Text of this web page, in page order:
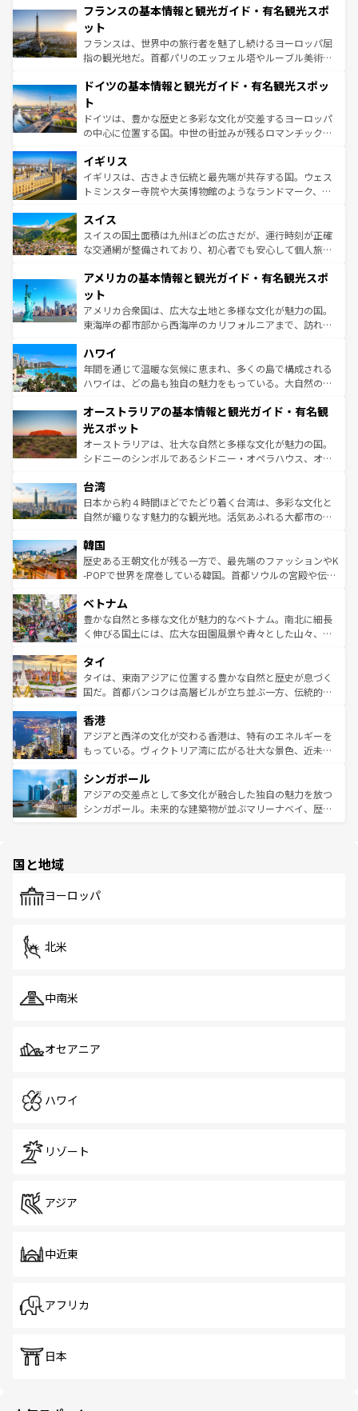
なお、新着のイタリア情報はコンテンツ一覧を参照してほ
しい。
文化が根付くこの国では、情熱的なフラメンコ、熱気あふ
れる闘牛、そして美味しいタパスが生活の一部となってい
る。首都マドリードの洗練された雰囲気や、バルセロナの
アートに溢れた街角から、地方では古代ローマ遺跡や中世
せる。地方によって風土や気候が異なるスペインはその個
ンテンツ一覧 を参照してほしい。
フランスの基本情報と観光ガイド・有名観光スポ
ット
フランスは、世界中の旅行者を魅了し続けるヨーロッパ屈
指の観光地だ。首都パリのエッフェル塔やルーブル美術館
で、幅広い魅力が詰まっている。華麗な宮殿、歴史的な大
聖堂、美しいビーチ、そして豊かな自然が、訪れる者を心
から魅了する。また、フランスは美食の国としても知ら
れ、フランス料理はユネスコ無形文化遺産にも登録されて
香り高いラベンダー畑など、多彩な楽しみ方が可能だ。さ
らに、パリ以外の地域にも魅力が溢れており、どの街角に
も豊かな歴史と文化が息づいている。パリ以外の個性あふ
を参照してほしい。
ドイツの基本情報と観光ガイド・有名観光スポッ
ト
ドイツは、豊かな歴史と多彩な文化が交差するヨーロッパ
の中心に位置する国。中世の街並みが残るロマンチック街
顔を持つこの国は、どこを歩いても飽きることがない。ベ
ルリンの文化的活気、バイエルン州のアルプスの絶景、そ
してライン川沿いのワイン畑といった風景は必見。ビール
は、お酒好きな人にはぜひ体験してほしい。 なお、新着の
ドイツ情報はコンテンツ一覧を参照してほしい。
イギリス
イギリスは、古きよき伝統と最先端が共存する国。ウェス
トミンスター寺院や大英博物館のようなランドマーク、歴
リアごとに異なる魅力がある。また、優雅なアフタヌーン
ティー、ビール好きにはたまらない英国パブ、サッカー観
戦など、本場だからこそできる体験も豊富。イギリスを旅
ンツ一覧を参照してほしい。
スイス
スイスの国土面積は九州ほどの広さだが、運行時刻が正確
な交通網が整備されており、初心者でも安心して個人旅行
の建物がそのまま残る町や、スイスならではのユニークな
博物館もあり、アルプス観光だけでなく町歩きも満喫する
ことができる。国民の所得が高いため物価も高いが、旅行
者向けの交通パス提供のサービスもあり、うまく活用すれ
着のスイス情報は
アメリカの基本情報と観光ガイド・有名観光スポ
ット
アメリカ合衆国は、広大な土地と多様な文化が魅力の国。
東海岸の都市部から西海岸のカリフォルニアまで、訪れる
のような巨大都市は、観光、ショッピング、エンターテイ
ンメントが詰まった刺激的なスポットだ。一方、アメリカ
西部には大自然が広がり、グランドキャニオンやイエロー
部のニューオーリンズでは、音楽と美食が融合した独特の
文化が魅力。旅行者はアメリカの各地域で異なる魅力を楽
しみながら、その多様性と豊かな歴史を感じることができ
るだろう。車でのロードトリップや列車の旅も、アメリカ
情報は
ハワイ
年間を通じて温暖な気候に恵まれ、多くの島で構成される
ハワイは、どの島も独自の魅力をもっている。大自然の神
ワイ島は見逃せない。また、定番の観光地といえばオアフ
島だが、静かな自然を求めるならマウイ島やカウアイ島が
おすすめ。エメラルドグリーンに輝く海をはじめ、豊かな
文化や歴史が息づいている。「アロハスピリット」と呼ば
人々、おいしいローカルフードやハワイアンミュージッ
ク、伝統的なフラダンスなど、すべてがハワイの魅力を彩
っている。訪れるたびに新しい発見と感動が待っているハ
はコンテンツ一覧
オーストラリアの基本情報と観光ガイド・有名観
光スポット
オーストラリアは、壮大な自然と多様な文化が魅力の国。
シドニーのシンボルであるシドニー・オペラハウス、オー
リアリーフや大陸中央部にそびえるウルル（エアーズロッ
ク）、タスマニアの美しい原生林やケアンズの熱帯雨林な
ど、見どころがたくさん。また、カフェやワイン、オージ
いる。アクティビティも充実しており、サーフィンやダイ
ビング、ハイキングなど、アウトドア好きにはたまらな
い。オーストラリアの多彩な魅力を存分に味わいつくそ
参照してほしい。
台湾
日本から約４時間ほどでたどり着く台湾は、多彩な文化と
自然が織りなす魅力的な観光地。活気あふれる大都市の台
ン）、静ひつな山岳地帯である台湾東部など、都市の喧騒
と山間の静けさが共存しており、訪れる人に新しい発見と
驚きをもたらしてくれる。また、奥深い台湾の食文化も魅
容にもいいと評判のスイーツなど、バラエティ豊かな料理
が味わえる。 なお、新着の台湾情報は コンテンツ一覧を参
照してほしい。
韓国
歴史ある王朝文化が残る一方で、最先端のファッションやK
-POPで世界を席巻している韓国。首都ソウルの宮殿や伝統
き、地方に足を延ばせば四季折々の自然美を楽しむことが
できる。そして、キムチや焼肉、絶品のストリートフード
まで、さまざまな韓国料理が待っている。夜には、韓国な
リティに包まれながら、韓国の多彩な魅力を心ゆくまで味
わってみてほしい。 なお、新着の韓国情報はコンテンツ一
覧を参照してほしい。
ベトナム
豊かな自然と多様な文化が魅力的なベトナム。南北に細長
く伸びる国土には、広大な田園風景や青々とした山々、世
急速な発展と共に伝統が息づく。ハノイの古い町並みやホ
ーチミン市のフランス統治時代の建物も、独特の雰囲気を
醸し出している。また、バラエティの豊かさとおいしさで
とつ。フォーやバインミー、ベトナムコーヒーなどは、ぜ
ひ現地で味わいたい。どの地域を訪れてもあたたかい人々
が旅行者を迎えてくれるので、きっと忘れられない旅にな
参照してほしい。
タイ
タイは、東南アジアに位置する豊かな自然と歴史が息づく
国だ。首都バンコクは高層ビルが立ち並ぶ一方、伝統的な
の活気が交差している。北部ではチェンマイなどの山岳地
帯で自然と触れ合い、南部ではプーケットやクラビの美し
いビーチでリゾート気分を楽しむことができる。タイ料理
激する。気候は一年中温暖で、どの季節にも異なる楽しみ
が待っている。親しみやすいタイの人々、仏教を中心とし
た文化、そして多様な観光資源が、訪れる旅人を魅了し続
香港
アジアと西洋の文化が交わる香港は、特有のエネルギーを
もっている。ヴィクトリア湾に広がる壮大な景色、近未来
み、どこを訪れても感動するはず。観光スポットが密集し
ており、効率よく見どころを回れるのも魅力。息をのむよ
うな絶景から文化的な体験まで、香港を存分に楽しみ尽く
シンガポール
アジアの交差点として多文化が融合した独自の魅力を放つ
シンガポール。未来的な建築物が並ぶマリーナベイ、歴史
で、ホーカーズは地元の風情を楽しめる外せないスポット
国と地域
ヨーロッパ
北米
中南米
オセアニア
ハワイ
リゾート
アジア
中近東
アフリカ
日本